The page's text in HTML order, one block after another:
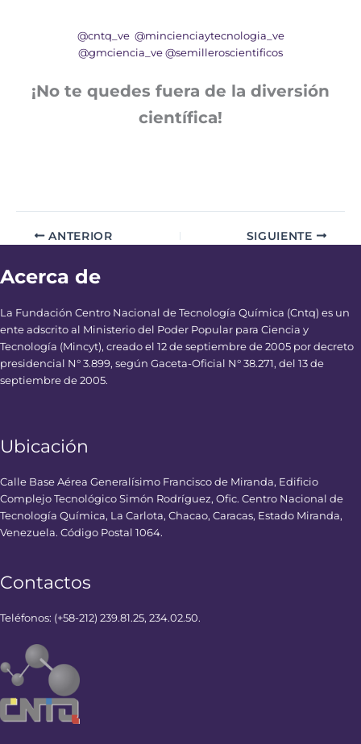
@cntq_ve @mincienciaytecnologia_ve
@gmciencia_ve @semilleroscientificos
¡No te quedes fuera de la diversión
científica!
ANTERIOR SIGUIENTE
Acerca de
La Fundación Centro Nacional de Tecnología Química (Cntq) es un
ente adscrito al Ministerio del Poder Popular para Ciencia y
Tecnología (Mincyt), creado el 12 de septiembre de 2005 por decreto
presidencial N° 3.899, según Gaceta-Oficial N° 38.271, del 13 de
septiembre de 2005.
Ubicación
Calle Base Aérea Generalísimo Francisco de Miranda, Edificio
Complejo Tecnológico Simón Rodríguez, Ofic. Centro Nacional de
Tecnología Química, La Carlota, Chacao, Caracas, Estado Miranda,
Venezuela. Código Postal 1064.
Contactos
Teléfonos: (+58-212) 239.81.25, 234.02.50.